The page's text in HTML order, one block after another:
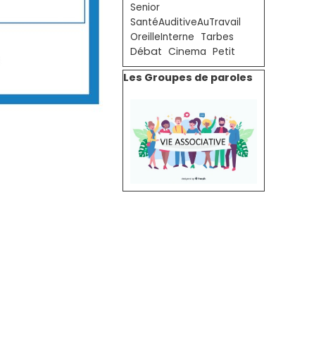
Senior
SantéAuditiveAuTravail
OreilleInterne Tarbes
Débat Cinema Petit
Sauter le bloc Les Groupes de paroles
Les Groupes de paroles